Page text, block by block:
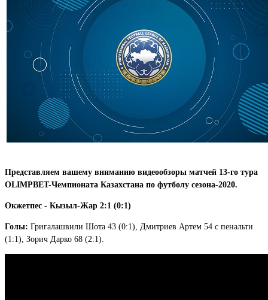
Представляем вашему вниманию видеообзоры матчей 13-го тура
OLIMPBET-Чемпионата Казахстана по футболу сезона-2020.
Окжетпес - Кызыл-Жар 2:1 (0:1)
Голы: Григалашвили Шота 43 (0:1), Дмитриев Артем 54 с пенальти
(1:1), Зорич Дарко 68 (2:1).